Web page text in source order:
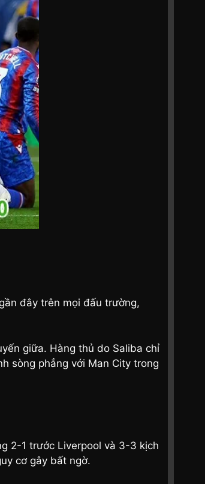
đây trên mọi đấu trường,
giữa. Hàng thủ do Saliba chỉ
sòng phẳng với Man City trong
2-1 trước Liverpool và 3-3 kịch
cơ gây bất ngờ.